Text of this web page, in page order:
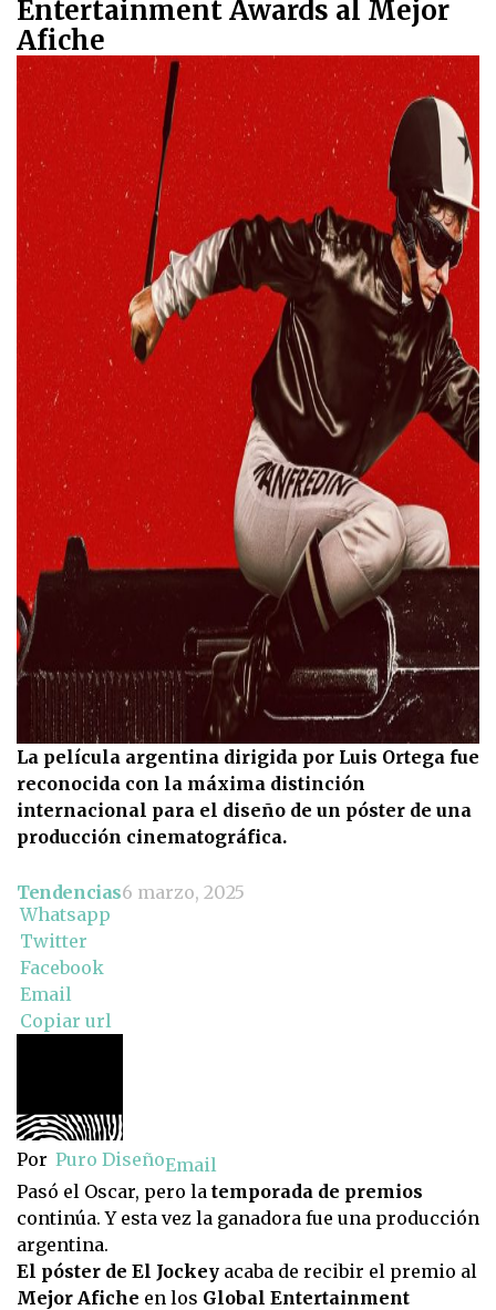
Entertainment Awards al Mejor
Afiche
La película argentina dirigida por Luis Ortega fue
reconocida con la máxima distinción
internacional para el diseño de un póster de una
producción cinematográfica.
Tendencias6 marzo, 2025
Whatsapp
Twitter
Facebook
Email
Copiar url
Por Puro DiseñoEmail
Pasó el Oscar, pero la temporada de premios
continúa. Y esta vez la ganadora fue una producción
argentina.
El póster de El Jockey acaba de recibir el premio al
Mejor Afiche en los Global Entertainment